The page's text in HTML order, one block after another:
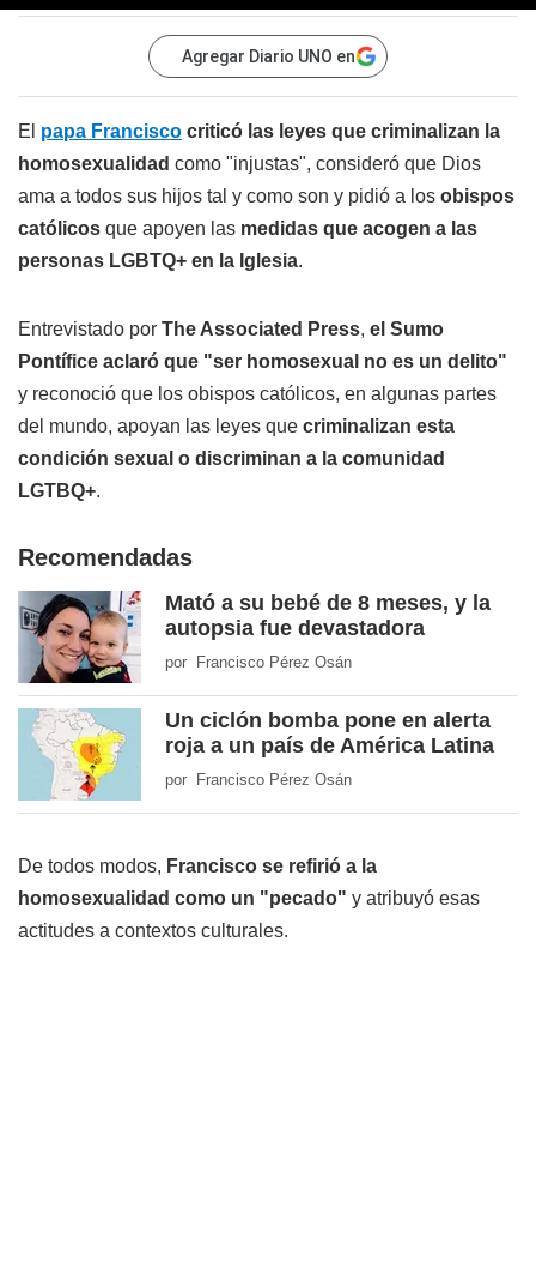
Agregar Diario UNO en
El papa Francisco criticó las leyes que criminalizan la
homosexualidad como "injustas", consideró que Dios
ama a todos sus hijos tal y como son y pidió a los obispos
católicos que apoyen las medidas que acogen a las
personas LGBTQ+ en la Iglesia.
Entrevistado por The Associated Press, el Sumo
Pontífice aclaró que "ser homosexual no es un delito"
y reconoció que los obispos católicos, en algunas partes
del mundo, apoyan las leyes que criminalizan esta
condición sexual o discriminan a la comunidad
LGTBQ+.
Recomendadas
Mató a su bebé de 8 meses, y la
autopsia fue devastadora
por Francisco Pérez Osán
Un ciclón bomba pone en alerta
roja a un país de América Latina
por Francisco Pérez Osán
De todos modos, Francisco se refirió a la
homosexualidad como un "pecado" y atribuyó esas
actitudes a contextos culturales.